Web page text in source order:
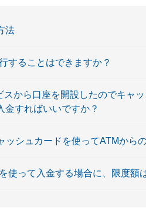
法
することはできますか？
スから口座を開設したのでキャ
金すればいいですか？
ッシュカードを使ってATMから
使って入金する場合に、限度額